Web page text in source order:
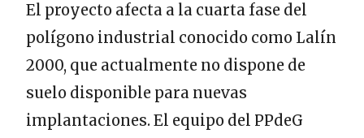
El proyecto afecta a la cuarta fase del
polígono industrial conocido como Lalín
2000, que actualmente no dispone de
suelo disponible para nuevas
implantaciones. El equipo del PPdeG